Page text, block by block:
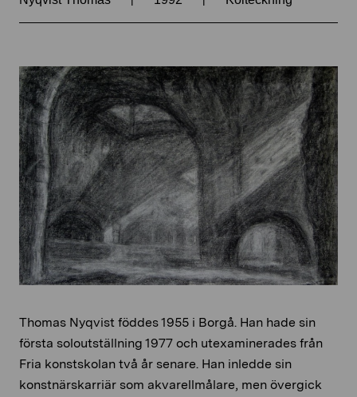
Thomas Nyqvist föddes 1955 i Borgå. Han hade sin
första soloutställning 1977 och utexaminerades från
Fria konstskolan två år senare. Han inledde sin
konstnärskarriär som akvarellmålare, men övergick